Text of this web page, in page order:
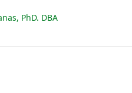
PhD. DBA